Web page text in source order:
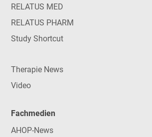
RELATUS MED
RELATUS PHARM
Study Shortcut
Therapie News
Video
Fachmedien
AHOP-News